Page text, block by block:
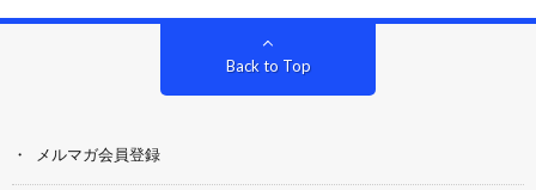
Back to Top
メルマガ会員登録